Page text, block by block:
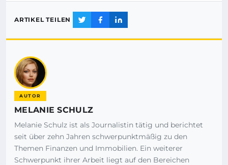
ARTIKEL TEILEN
AUTOR
MELANIE SCHULZ
Melanie Schulz ist als Journalistin tätig und berichtet
seit über zehn Jahren schwerpunktmäßig zu den
Themen Finanzen und Immobilien. Ein weiterer
Schwerpunkt ihrer Arbeit liegt auf den Bereichen